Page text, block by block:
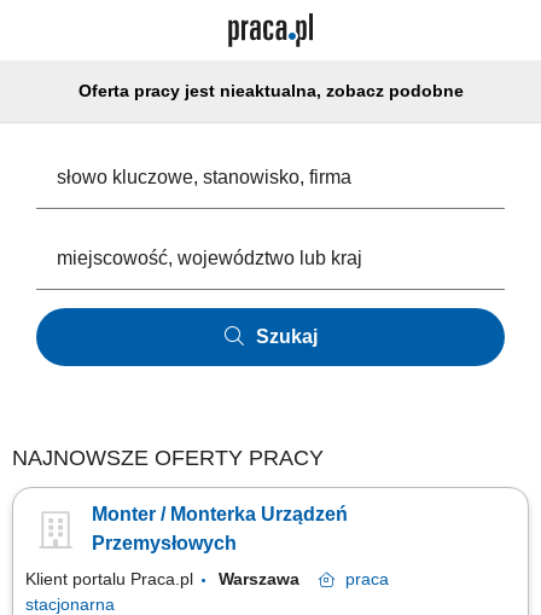
Oferta pracy jest nieaktualna, zobacz podobne
Szukaj
NAJNOWSZE OFERTY PRACY
Monter / Monterka Urządzeń
Przemysłowych
Klient portalu Praca.pl Warszawa
praca
stacjonarna